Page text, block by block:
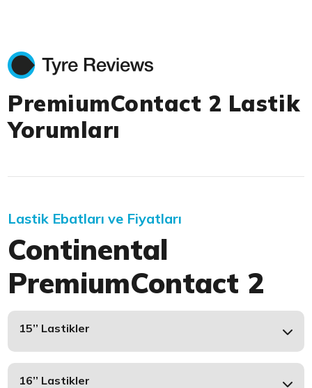
PremiumContact 2 Lastik
Yorumları
Lastik Ebatları ve Fiyatları
Continental
PremiumContact 2
15’’ Lastikler
16’’ Lastikler